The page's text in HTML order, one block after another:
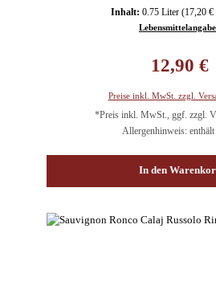
Inhalt: 0.75 Liter (17,20
12,90 €
Preise inkl. MwSt. zzgl.
*Preis inkl. MwSt., ggf. zzgl.
Allergenhinweis:
In den